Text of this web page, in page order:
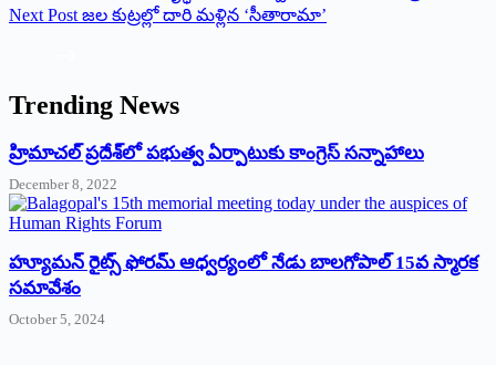
Next Post జల కుట్రల్లో దారి మళ్లిన ‘సీతారామా’
Trending News
‌హ్రిమాచల్‌ ‌ప్రదేశ్‌లో పభుత్వ ఏర్పాటుకు కాంగ్రెస్‌ ‌సన్నాహాలు
December 8, 2022
హ్యూమన్‌ రైట్స్‌ ఫోరమ్‌ ఆధ్వర్యంలో నేడు బాలగోపాల్‌ 15వ స్మారక
సమావేశం
October 5, 2024